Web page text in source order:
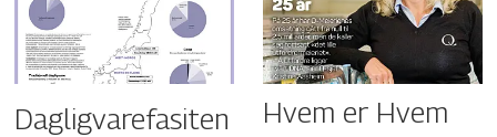
Dagligvarefasiten Hvem er Hvem